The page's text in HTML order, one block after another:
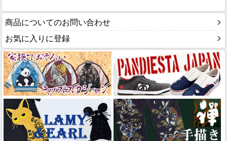
商品についてのお問い合わせ
お気に入りに登録